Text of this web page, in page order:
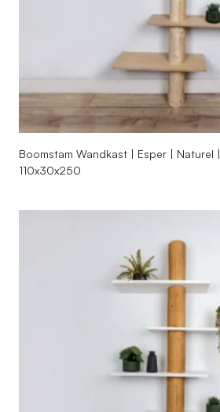
Boomstam Wandkast | Esper | Naturel |
110x30x250